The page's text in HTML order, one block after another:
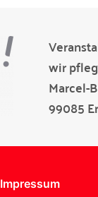
wir
Marcel-
99085
Impressum